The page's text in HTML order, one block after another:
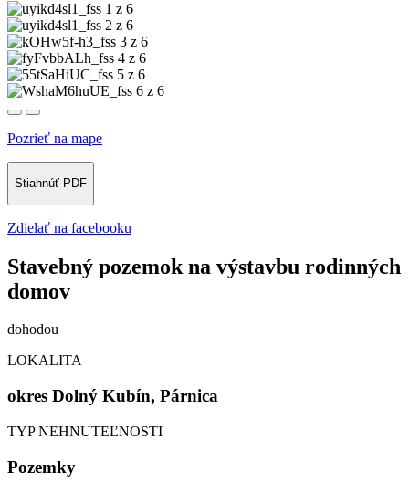
1 z 6
2 z 6
3 z 6
4 z 6
5 z 6
6 z 6
Pozrieť na mape
Stiahnúť PDF
Zdielať na facebooku
Stavebný pozemok na výstavbu rodinných
domov
dohodou
LOKALITA
okres Dolný Kubín, Párnica
TYP NEHNUTEĽNOSTI
Pozemky